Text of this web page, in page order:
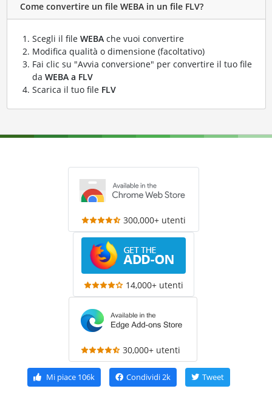
Come convertire un file WEBA in un file FLV?
Scegli il file WEBAche vuoi convertire
Modifica qualità o dimensione (facoltativo)
Fai clic su "Avvia conversione" per convertire il tuo file
da WEBA a FLV
Scarica il tuo file FLV
300,000+ utenti
14,000+ utenti
30,000+ utenti
Mi piace 106k Condividi2k Tweet